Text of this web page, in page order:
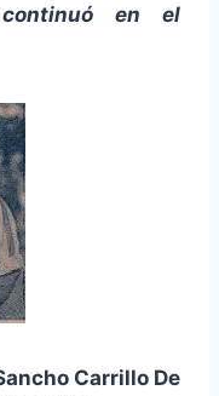
continuó en el
Carrillo De